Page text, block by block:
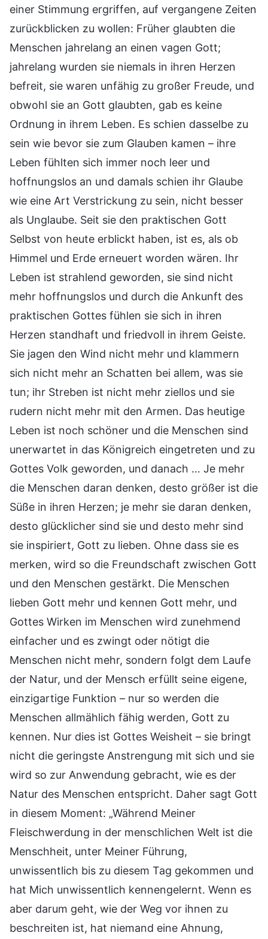
einer Stimmung ergriffen, auf vergangene Zeiten
zurückblicken zu wollen: Früher glaubten die
Menschen jahrelang an einen vagen Gott;
jahrelang wurden sie niemals in ihren Herzen
befreit, sie waren unfähig zu großer Freude, und
obwohl sie an Gott glaubten, gab es keine
Ordnung in ihrem Leben. Es schien dasselbe zu
sein wie bevor sie zum Glauben kamen – ihre
Leben fühlten sich immer noch leer und
hoffnungslos an und damals schien ihr Glaube
wie eine Art Verstrickung zu sein, nicht besser
als Unglaube. Seit sie den praktischen Gott
Selbst von heute erblickt haben, ist es, als ob
Himmel und Erde erneuert worden wären. Ihr
Leben ist strahlend geworden, sie sind nicht
mehr hoffnungslos und durch die Ankunft des
praktischen Gottes fühlen sie sich in ihren
Herzen standhaft und friedvoll in ihrem Geiste.
Sie jagen den Wind nicht mehr und klammern
sich nicht mehr an Schatten bei allem, was sie
tun; ihr Streben ist nicht mehr ziellos und sie
rudern nicht mehr mit den Armen. Das heutige
Leben ist noch schöner und die Menschen sind
unerwartet in das Königreich eingetreten und zu
Gottes Volk geworden, und danach … Je mehr
die Menschen daran denken, desto größer ist die
Süße in ihren Herzen; je mehr sie daran denken,
desto glücklicher sind sie und desto mehr sind
sie inspiriert, Gott zu lieben. Ohne dass sie es
merken, wird so die Freundschaft zwischen Gott
und den Menschen gestärkt. Die Menschen
lieben Gott mehr und kennen Gott mehr, und
Gottes Wirken im Menschen wird zunehmend
einfacher und es zwingt oder nötigt die
Menschen nicht mehr, sondern folgt dem Laufe
der Natur, und der Mensch erfüllt seine eigene,
einzigartige Funktion – nur so werden die
Menschen allmählich fähig werden, Gott zu
kennen. Nur dies ist Gottes Weisheit – sie bringt
nicht die geringste Anstrengung mit sich und sie
wird so zur Anwendung gebracht, wie es der
Natur des Menschen entspricht. Daher sagt Gott
in diesem Moment: „Während Meiner
Fleischwerdung in der menschlichen Welt ist die
Menschheit, unter Meiner Führung,
unwissentlich bis zu diesem Tag gekommen und
hat Mich unwissentlich kennengelernt. Wenn es
aber darum geht, wie der Weg vor ihnen zu
beschreiten ist, hat niemand eine Ahnung,